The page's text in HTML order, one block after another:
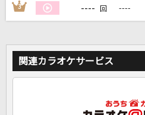
3 ---- 回 ----
関連カラオケサービス